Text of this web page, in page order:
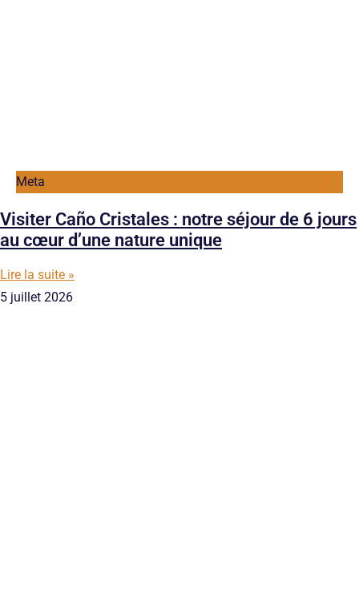
Meta
Visiter Caño Cristales : notre séjour de 6 jours
au cœur d’une nature unique
Lire la suite »
5 juillet 2026